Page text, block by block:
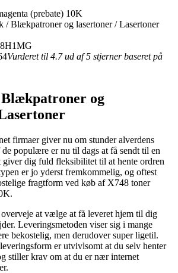
(prebate) 10K
/ Blækpatroner og lasertoner / Lasertoner
Vurderet til 4.7 ud af 5 stjerner baseret på
og
firmaer giver nu om stunder alverdens
populære er nu til dags at få sendt til en
giver dig fuld fleksibilitet til at hente ordren
er jo yderst fremkommelig, og oftest
fragtform ved køb af X748 toner
at vælge at få leveret hjem til dig
Leveringsmetoden viser sig i mange
bekostelig, men derudover super ligetil.
er utvivlsomt at du selv henter
stiller krav om at du er nær internet